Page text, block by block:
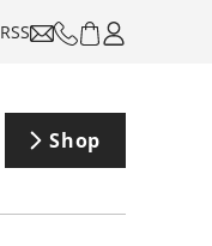
RSS
Shop